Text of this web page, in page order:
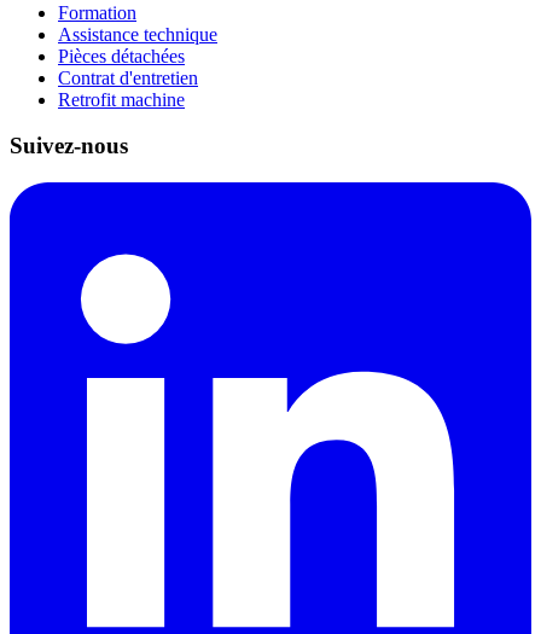
Formation
Assistance technique
Pièces détachées
Contrat d'entretien
Retrofit machine
Suivez-nous